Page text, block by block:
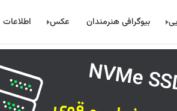
بیوگرافی هنرمندان عکس